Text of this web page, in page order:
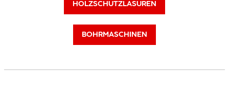
HOLZSCHUTZLASUREN
BOHRMASCHINEN